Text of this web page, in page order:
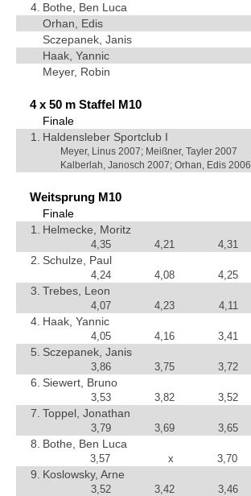
4. Bothe, Ben Luca
Orhan, Edis
Sczepanek, Janis
Haak, Yannic
Meyer, Robin
4 x 50 m Staffel M10
Finale
1.
Haldensleber Sportclub I
Meyer, Linus 2007; Meißner, Tayler 2007
Kalberlah, Janosch 2007; Orhan, Edis 2006
Weitsprung M10
Finale
1.
Helmecke, Moritz
4,35 4,21 4,31
2. Schulze, Paul
4,24 4,08 4,25
3. Trebes, Leon
4,07 4,23 4,11
4. Haak, Yannic
4,05 4,16 3,41
5. Sczepanek, Janis
3,86 3,75 3,72
6. Siewert, Bruno
3,53 3,82 3,52
7. Toppel, Jonathan
3,79 3,69 3,65
8. Bothe, Ben Luca
3,57 x 3,70
9. Koslowsky, Arne
3,52 3,42 3,46